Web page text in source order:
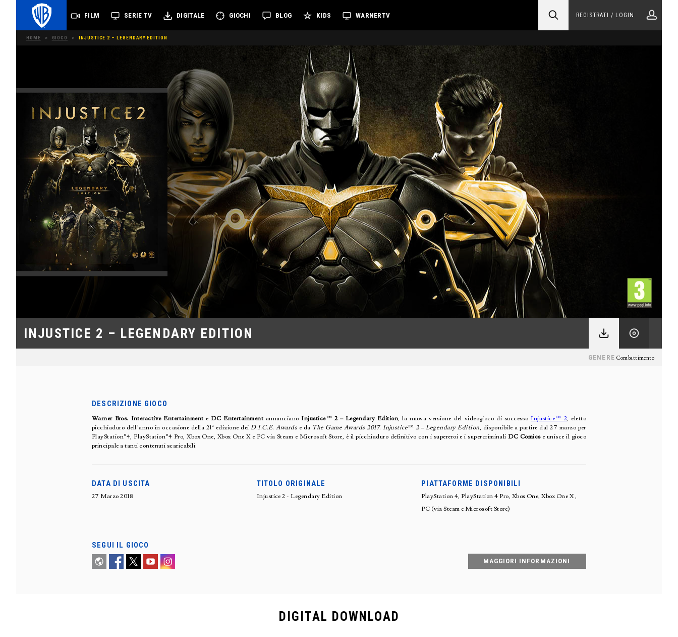
FILM SERIE TV DIGITALE GIOCHI BLOG KIDS WARNERTV REGISTRATI / LOGIN
HOME > GIOCO > INJUSTICE 2 – LEGENDARY EDITION
INJUSTICE 2 – LEGENDARY EDITION
GENERE Combattimento
DESCRIZIONE GIOCO
Warner Bros. Interactive Entertainment e DC Entertainment annuncianoInjustice™ 2 – Legendary Edition, la nuova versione del videogioco di successo Injustice™ 2, eletto
picchiaduro dell’anno in occasione della 21ª edizione deiD.I.C.E. Awardse da The Game Awards 2017.Injustice™ 2 – Legendary Edition, disponibile a partire dal 27 marzo per
PlayStation®4, PlayStation®4 Pro, Xbox One, Xbox One X e PC via Steam e Microsoft Store, è il picchiaduro definitivo con i supereroi e i supercriminali DC Comicse unisce il gioco
principale a tanti contenuti scaricabili:
DATA DI USCITA
27 Marzo 2018
TITOLO ORIGINALE
Injustice 2 - Legendary Edition
PIATTAFORME DISPONIBILI
PlayStation 4, PlayStation 4 Pro, Xbox One, Xbox One X ,
PC (via Steam e Microsoft Store)
SEGUI IL GIOCO
MAGGIORI INFORMAZIONI
DIGITAL DOWNLOAD